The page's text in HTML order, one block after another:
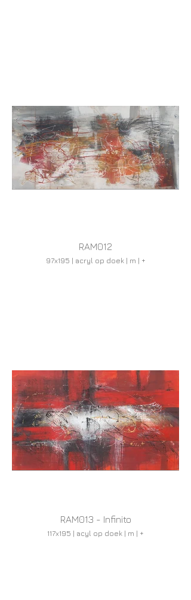
RAM012
97x195 | acryl op doek | m | +
RAM013 - Infinito
117x195 | acyl op doek | m | +